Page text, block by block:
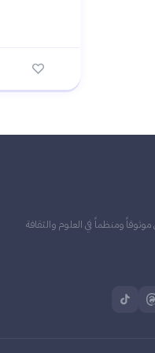
ومنظماً في العلوم والثقافة